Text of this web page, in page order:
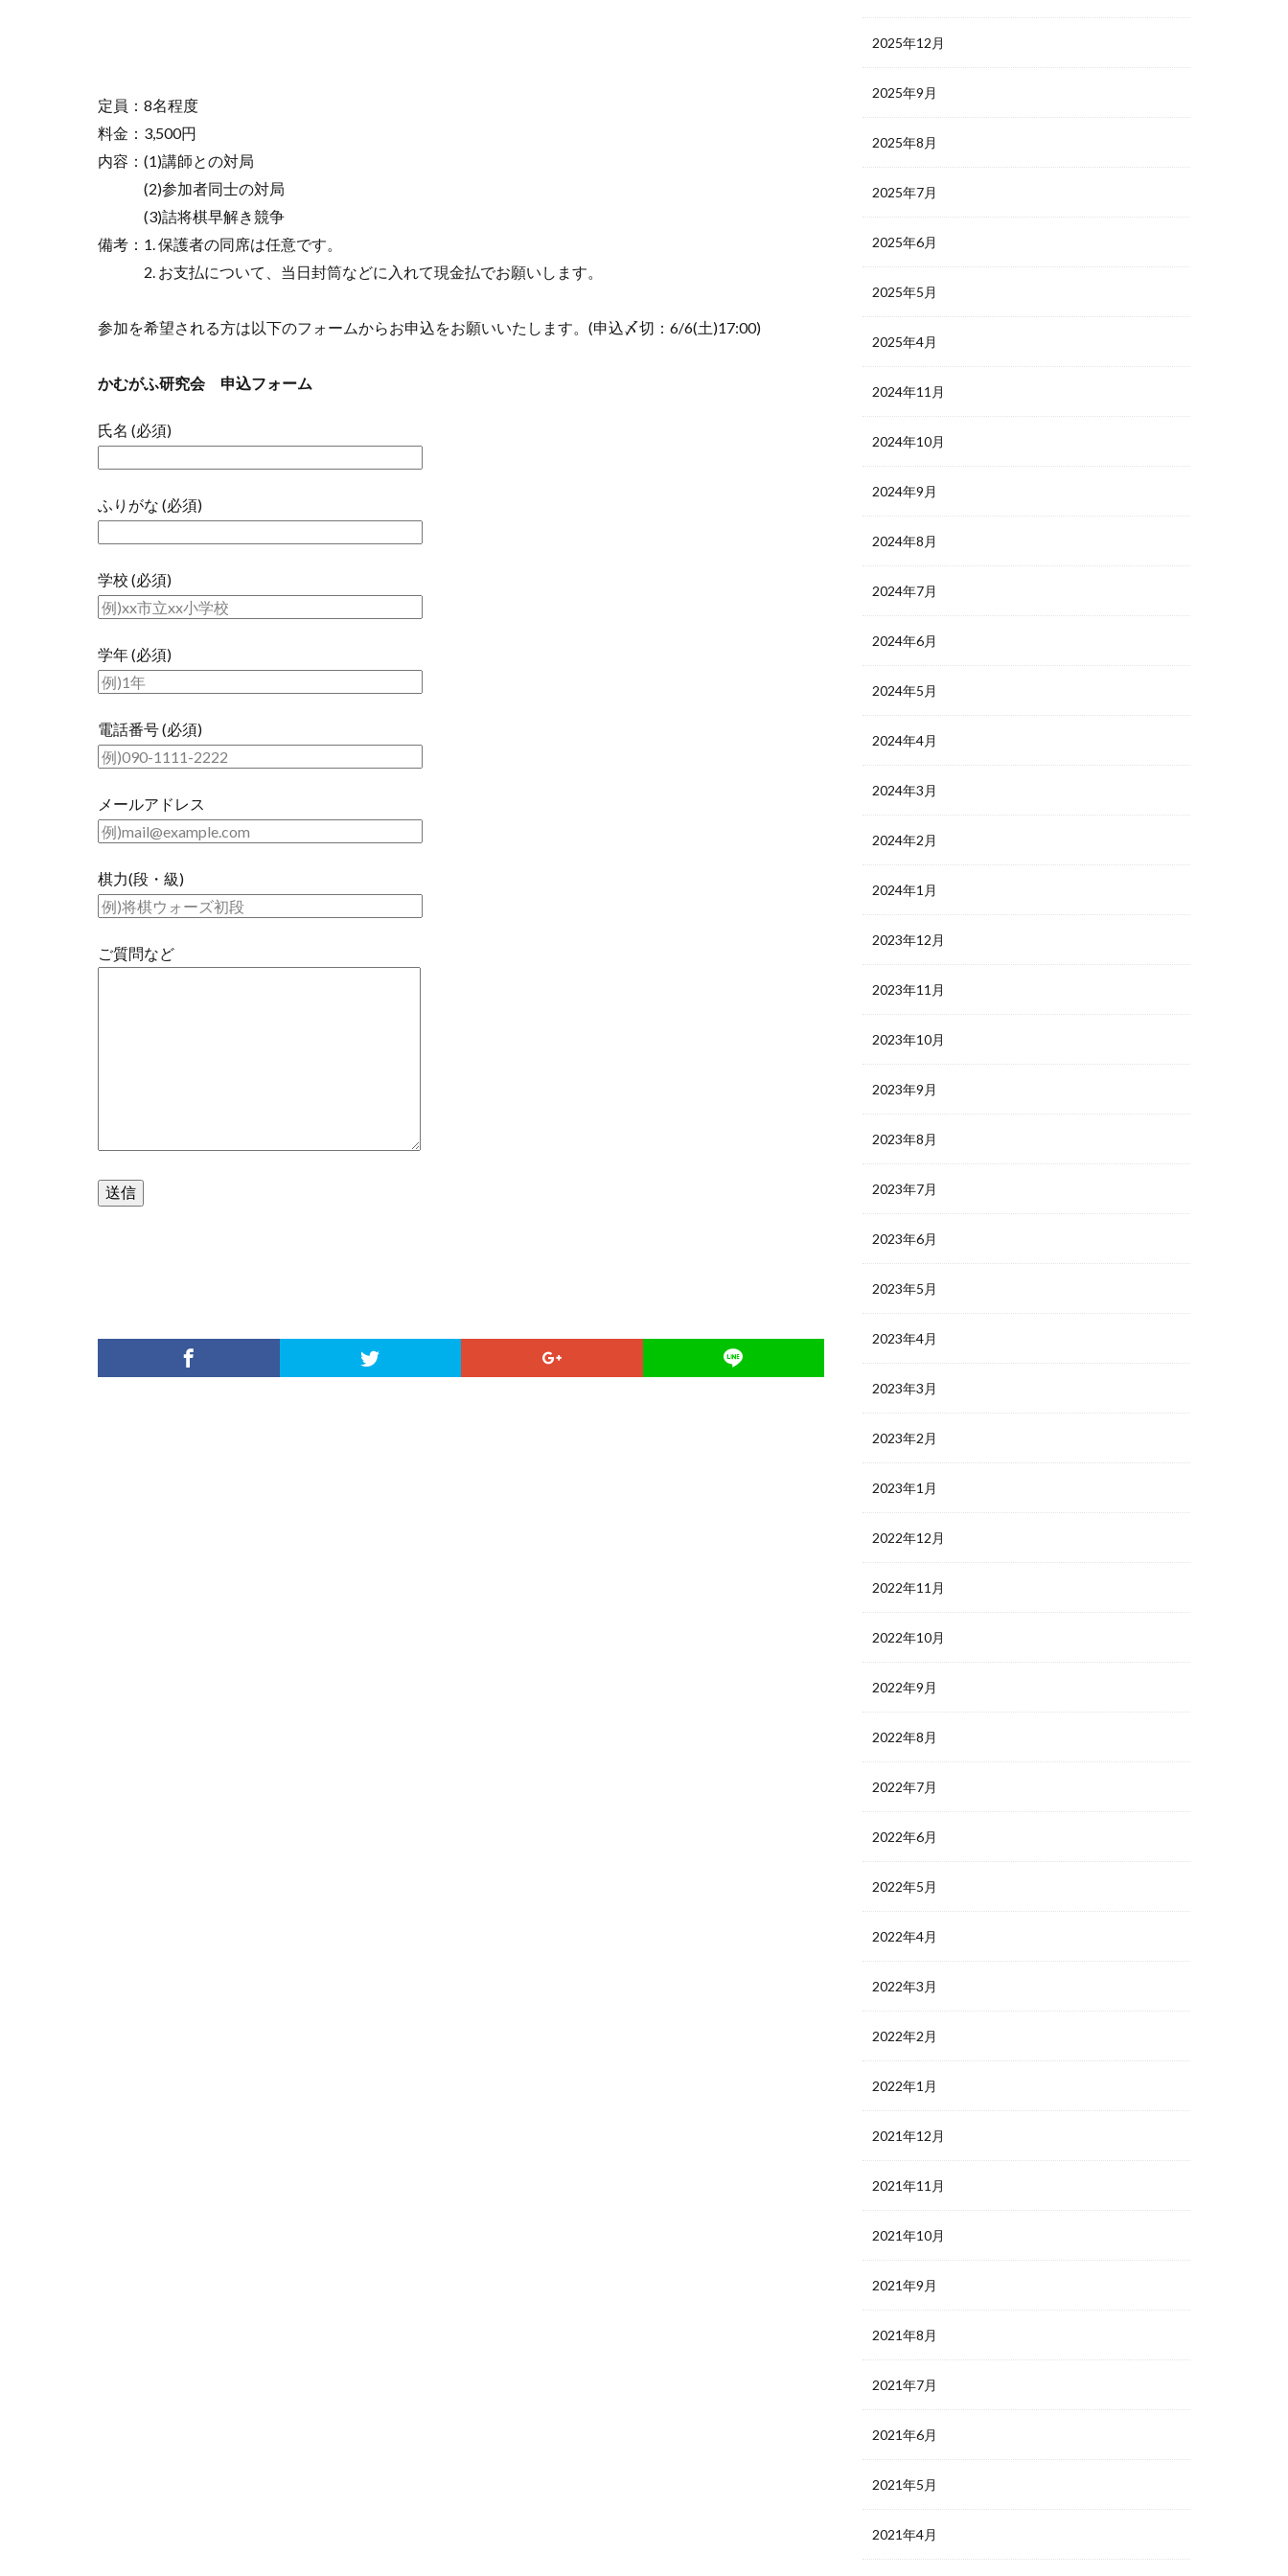
定員：8名程度
料金：3,500円
内容：(1)講師との対局
(2)参加者同士の対局
(3)詰将棋早解き競争
備考：1. 保護者の同席は任意です。
2. お支払について、当日封筒などに入れて現金払でお願いします。
参加を希望される方は以下のフォームからお申込をお願いいたします。(申込〆切：6/6(土)17:00)
かむがふ研究会 申込フォーム
氏名 (必須)
ふりがな (必須)
学校 (必須)
学年 (必須)
電話番号 (必須)
メールアドレス
棋力(段・級)
ご質問など
2025年12月
2025年9月
2025年8月
2025年7月
2025年6月
2025年5月
2025年4月
2024年11月
2024年10月
2024年9月
2024年8月
2024年7月
2024年6月
2024年5月
2024年4月
2024年3月
2024年2月
2024年1月
2023年12月
2023年11月
2023年10月
2023年9月
2023年8月
2023年7月
2023年6月
2023年5月
2023年4月
2023年3月
2023年2月
2023年1月
2022年12月
2022年11月
2022年10月
2022年9月
2022年8月
2022年7月
2022年6月
2022年5月
2022年4月
2022年3月
2022年2月
2022年1月
2021年12月
2021年11月
2021年10月
2021年9月
2021年8月
2021年7月
2021年6月
2021年5月
2021年4月